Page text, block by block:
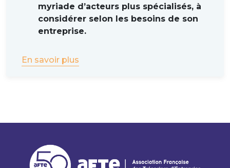
myriade d’acteurs plus spécialisés, à
considérer selon les besoins de son
entreprise.
En savoir plus